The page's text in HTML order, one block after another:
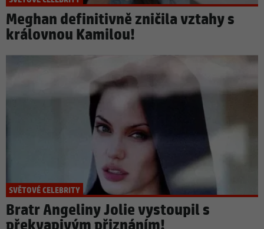
Meghan definitivně zničila vztahy s
královnou Kamilou!
SVĚTOVÉ CELEBRITY
Bratr Angeliny Jolie vystoupil s